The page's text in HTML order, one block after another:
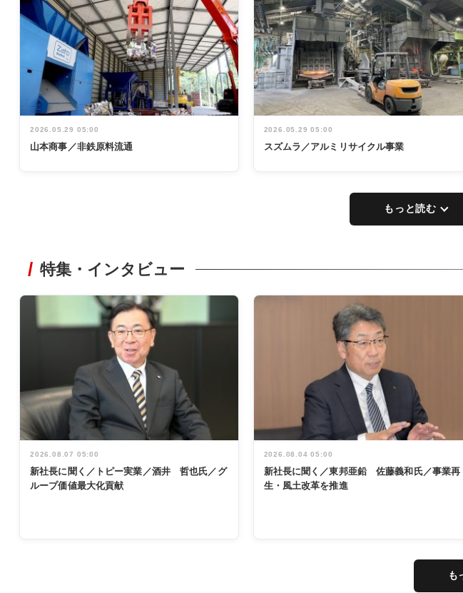
2026.05.29 05:00
山本商事／非鉄原料流通
2026.05.29 05:00
スズムラ／アルミリサイクル事業
もっと読む
特集・インタビュー
2026.08.07 05:00
新社長に聞く／トピー実業／酒井 哲也氏／グ
ループ価値最大化貢献
2026.08.04 05:00
新社長に聞く／東邦亜鉛 佐藤義和氏／事業再
生・風土改革を推進
も